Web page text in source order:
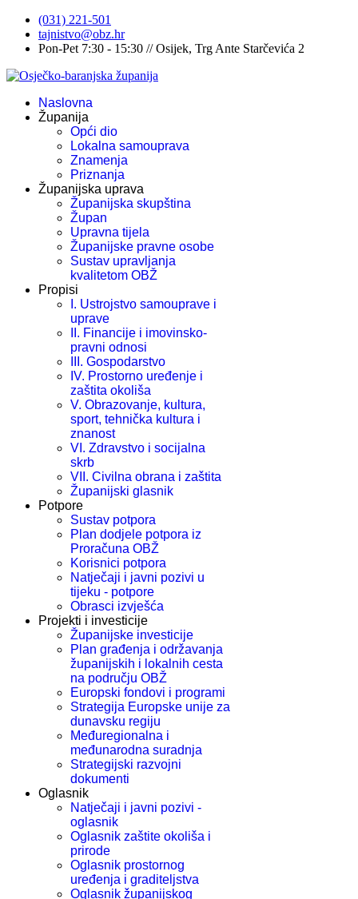
(031) 221-501
tajnistvo@obz.hr
Pon-Pet 7:30 - 15:30 // Osijek, Trg Ante Starčevića 2
Naslovna
Županija
Opći dio
Lokalna samouprava
Znamenja
Priznanja
Županijska uprava
Županijska skupština
Župan
Upravna tijela
Županijske pravne osobe
Sustav upravljanja
kvalitetom OBŽ
Propisi
I. Ustrojstvo samouprave i
uprave
II. Financije i imovinsko-
pravni odnosi
III. Gospodarstvo
IV. Prostorno uređenje i
zaštita okoliša
V. Obrazovanje, kultura,
sport, tehnička kultura i
znanost
VI. Zdravstvo i socijalna
skrb
VII. Civilna obrana i zaštita
Županijski glasnik
Potpore
Sustav potpora
Plan dodjele potpora iz
Proračuna OBŽ
Korisnici potpora
Natječaji i javni pozivi u
tijeku - potpore
Obrasci izvješća
Projekti i investicije
Županijske investicije
Plan građenja i održavanja
županijskih i lokalnih cesta
na području OBŽ
Europski fondovi i programi
Strategija Europske unije za
dunavsku regiju
Međuregionalna i
međunarodna suradnja
Strategijski razvojni
dokumenti
Oglasnik
Natječaji i javni pozivi -
oglasnik
Oglasnik zaštite okoliša i
prirode
Oglasnik prostornog
uređenja i graditeljstva
Oglasnik županijskog